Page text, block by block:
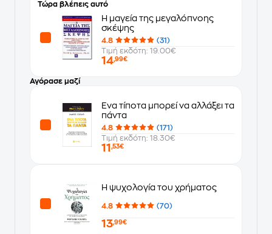
Τώρα βλέπεις αυτό
Η μαγεία της μεγαλόπνοης
σκέψης
4.8
(31)
Τιμή εκδότη: 19.00€
14,99€
Αγόρασε μαζί
Ένα τίποτα μπορεί να αλλάξει τα
πάντα
4.8
(171)
Τιμή εκδότη: 18.30€
11 ,53€
Η ψυχολογία του χρήματος
4.8 (70)
13,99€